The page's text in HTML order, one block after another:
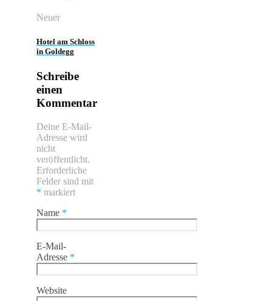
Neuer
Hotel am Schloss
in Goldegg
Schreibe
einen
Kommentar
Deine E-Mail-
Adresse wird
nicht
veröffentlicht.
Erforderliche
Felder sind mit
* markiert
Name *
E-Mail-
Adresse *
Website